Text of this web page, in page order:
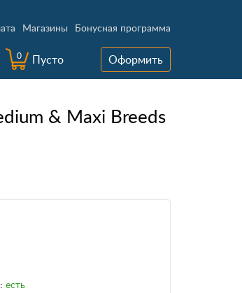
Магазины Бонусная программа
0 Пусто Оформить
& Maxi Breeds
есть